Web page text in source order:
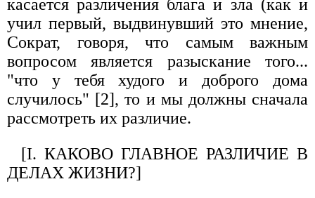
касается различения блага и зла (как и
учил первый, выдвинувший это мнение,
Сократ, говоря, что самым важным
вопросом является разыскание того...
"что у тебя худого и доброго дома
случилось" [2], то и мы должны сначала
рассмотреть их различие.
[I. КАКОВО ГЛАВНОЕ РАЗЛИЧИЕ В
ДЕЛАХ ЖИЗНИ?]